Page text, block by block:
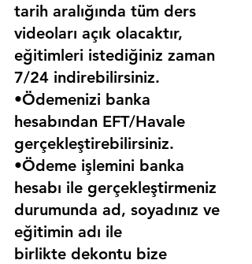
tarih aralığında tüm ders
videoları açık olacaktır,
eğitimleri istediğiniz zaman
7/24 indirebilirsiniz.
•Ödemenizi banka
hesabından EFT/Havale
gerçekleştirebilirsiniz.
•Ödeme işlemini banka
hesabı ile gerçekleştirmeniz
durumunda ad, soyadınız ve
eğitimin adı ile
birlikte dekontu bize